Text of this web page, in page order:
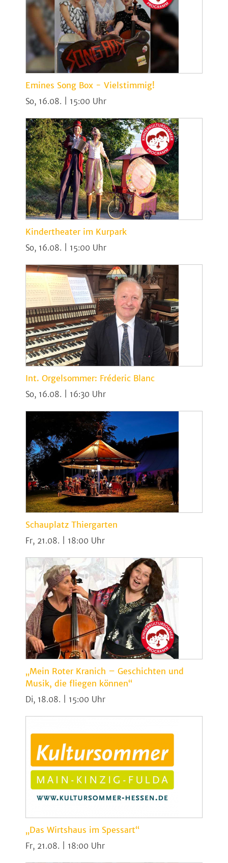
Emines Song Box - Vielstimmig!
So, 16.08. | 15:00
Kindertheater im Kurpark
So, 16.08. | 15:00
Int. Orgelsommer: Fréderic Blanc
So, 16.08. | 16:30
Schauplatz Thiergarten
Fr, 21.08. | 18:00
„Mein Roter Kranich – Geschichten und
Musik, die fliegen können“
Di, 18.08. | 15:00
„Das Wirtshaus im Spessart“
Fr, 21.08. | 18:00